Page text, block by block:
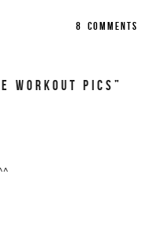
8 COMMENTS
WORKOUT PICS”